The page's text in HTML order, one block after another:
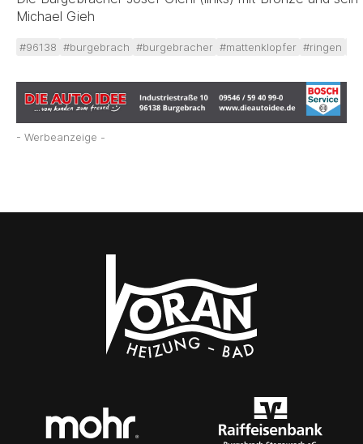
Michael Gieh
#96138 #burgebrach #burgebracher #mattenklopfer #ringen
- Werbeanzeige -